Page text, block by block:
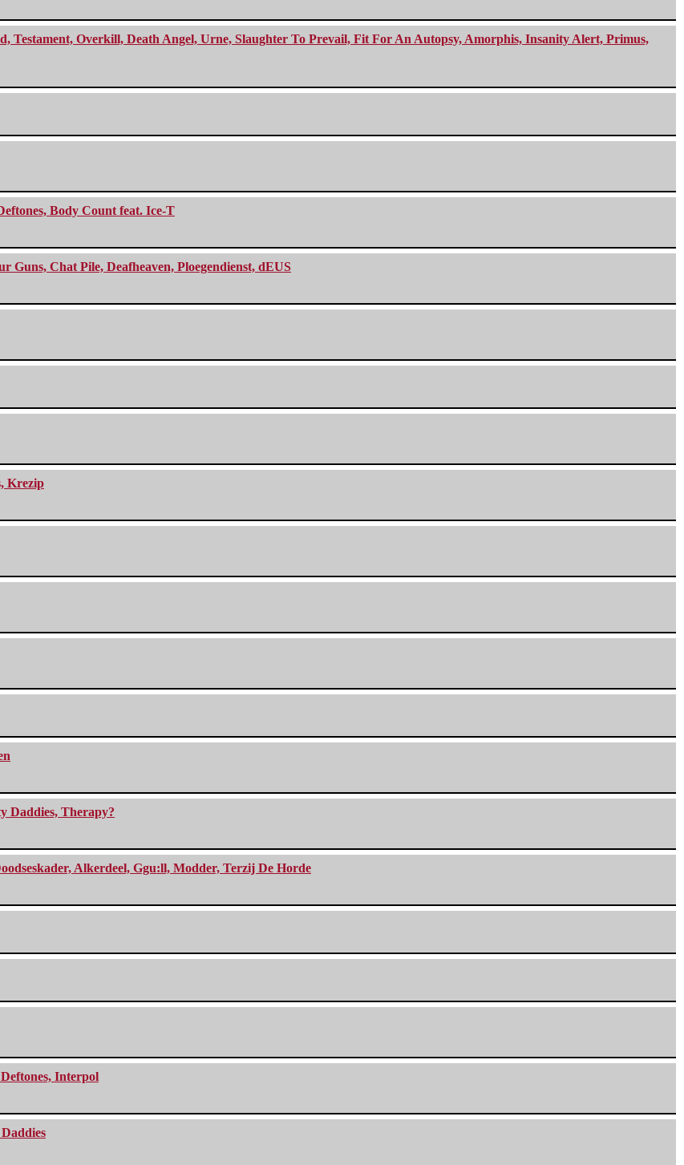
Testament, Overkill, Death Angel, Urne, Slaughter To Prevail, Fit For An Autopsy, Amorphis, Insanity Alert, Primus,
Body Count feat. Ice-T
Guns, Chat Pile, Deafheaven, Ploegendienst, dEUS
Krezip
Daddies, Therapy?
Alkerdeel, Ggu:ll, Modder, Terzij De Horde
Interpol